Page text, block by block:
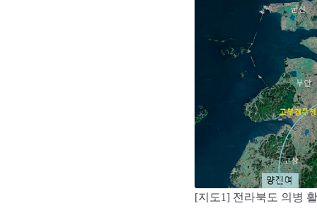
[지도1] 전라북도 의병